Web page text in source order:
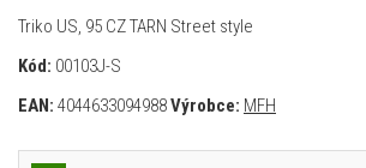
Triko US, 95 CZ TARN Street style
Kód: 00103J-S
EAN: 4044633094988Výrobce: MFH